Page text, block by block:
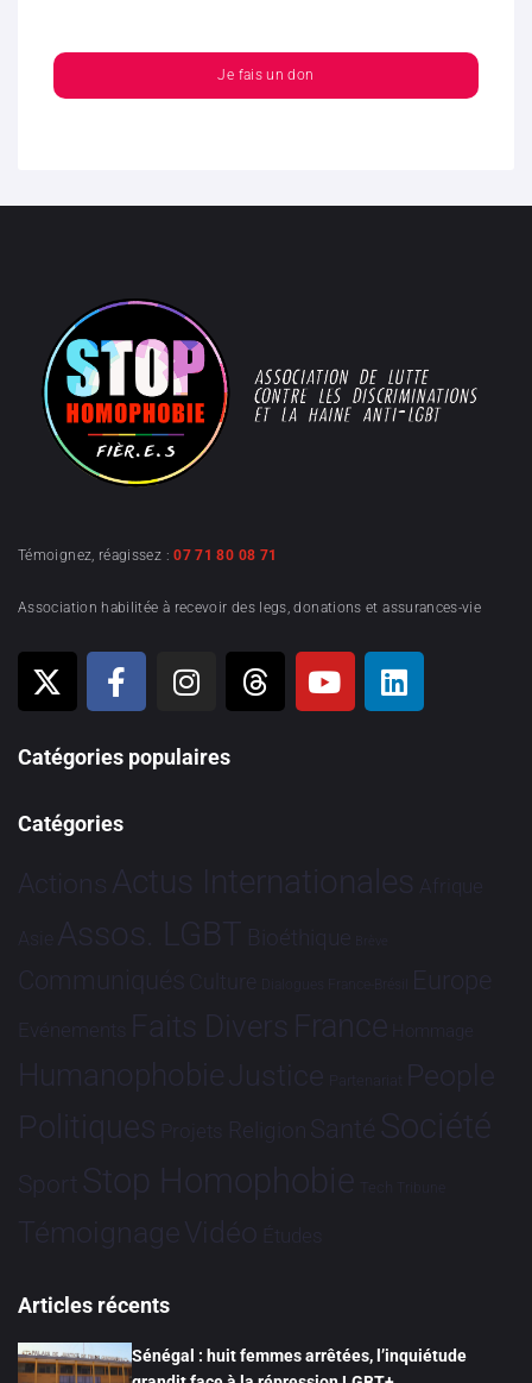
Je fais un don
Témoignez, réagissez :07 71 80 08 71
Association habilitée à recevoir des legs, donations et assurances-vie
Catégories populaires
Catégories
Actions Actus Internationales Afrique
Asie Assos. LGBT Bioéthique Brève
Communiqués Culture Dialogues France-Brésil Europe
Evénements Faits Divers France Hommage
HumanophobieJustice Partenariat People
Politiques Projets Religion Santé Société
Sport Stop Homophobie Tech Tribune
TémoignageVidéo Études
Articles récents
Sénégal : huit femmes arrêtées, l’inquiétude